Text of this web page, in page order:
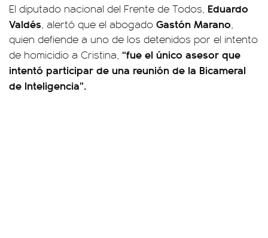
El diputado nacional del Frente de Todos, Eduardo
Valdés, alertó que el abogado Gastón Marano,
quien defiende a uno de los detenidos por el intento
de homicidio a Cristina, “fue el único asesor que
intentó participar de una reunión de la Bicameral
de Inteligencia”.